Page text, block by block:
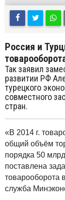
Россия и
Так заявил
развитии РФ
турецкого
совместного
стран.
«В 2014 г.
общий объём
порядка 50
поставлена
товарооборота
служба